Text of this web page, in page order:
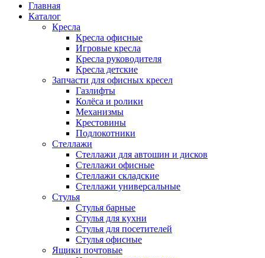
Главная
Каталог
Кресла
Кресла офисные
Игровые кресла
Кресла руководителя
Кресла детские
Запчасти для офисных кресел
Газлифты
Колёса и ролики
Механизмы
Крестовины
Подлокотники
Стеллажи
Стеллажи для автошин и дисков
Стеллажи офисные
Стеллажи складские
Стеллажи универсальные
Стулья
Стулья барные
Стулья для кухни
Стулья для посетителей
Стулья офисные
Ящики почтовые